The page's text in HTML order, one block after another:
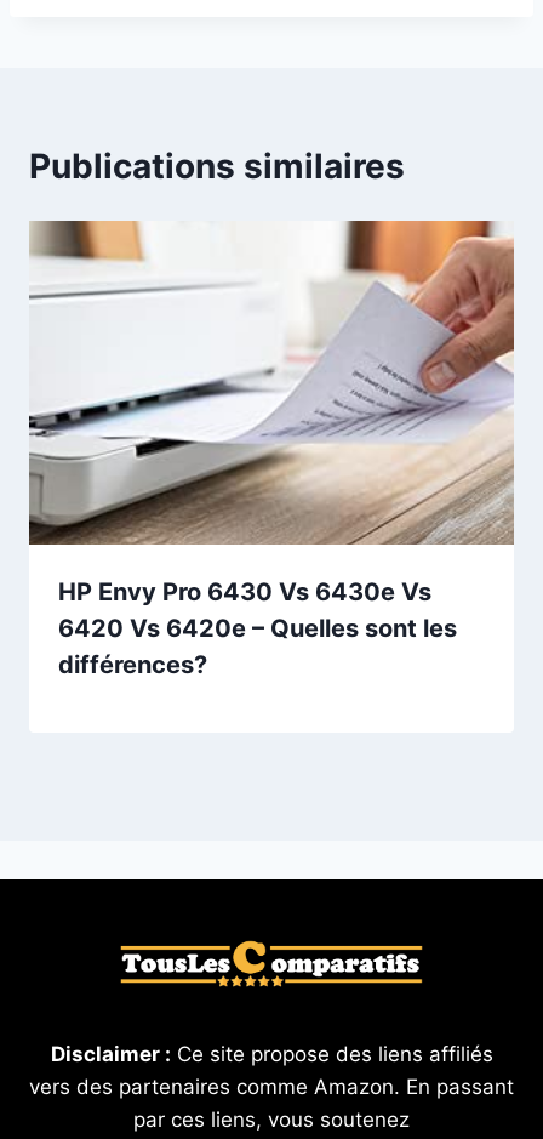
Publications similaires
HP Envy Pro 6430 Vs 6430e Vs
6420 Vs 6420e – Quelles sont les
différences?
Disclaimer : Ce site propose des liens affiliés
vers des partenaires comme Amazon. En passant
par ces liens, vous soutenez